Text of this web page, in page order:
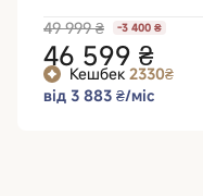
49 999 ₴
-3 400 ₴
46 599 ₴
Кешбек 2330₴
від 3 883 ₴/міс